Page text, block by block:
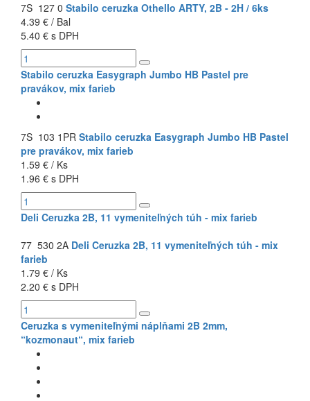
7S 127 0 Stabilo ceruzka Othello ARTY, 2B - 2H / 6ks
4.39 € / Bal
5.40 € s DPH
Stabilo ceruzka Easygraph Jumbo HB Pastel pre
pravákov, mix farieb
7S 103 1PR Stabilo ceruzka Easygraph Jumbo HB Pastel
pre pravákov, mix farieb
1.59 € / Ks
1.96 € s DPH
Deli Ceruzka 2B, 11 vymeniteľných túh - mix farieb
77 530 2A Deli Ceruzka 2B, 11 vymeniteľných túh - mix
farieb
1.79 € / Ks
2.20 € s DPH
Ceruzka s vymeniteľnými náplňami 2B 2mm,
“kozmonaut“, mix farieb